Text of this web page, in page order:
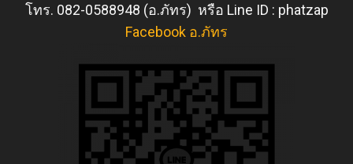
โทร. 082-0588948 (อ.ภัทร) หรือ Line ID : phatzap
Facebook อ.ภัทร